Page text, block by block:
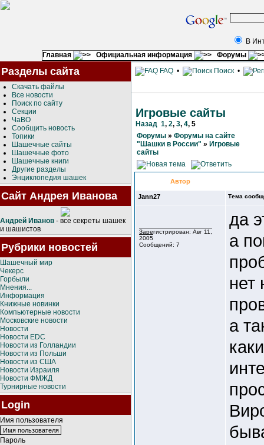
В
Главная
Официальная информация Форумы
Разделы сайта
Скачать файлы
Все новости
Поиск по сайту
Секции
ЧаВО
Сообщить новость
Топики
Шашечные сайты
Шашечные фото
Шашечные книги
Другие разделы
Энциклопедия шашек
Сайт Андрея Иванова
Андрей Иванов - все секреты шашек
и шашистов
Рубрики новостей
Шашечный мир
Чекерс
Горбыли
Мнения...
Информация
Книжные новинки
Компьютерные новости
Московские новости
Новости
Новости EDC
Новости из Голландии
Новости из Польши
Новости из США
Новости Израиля
Новости ФМЖД
Турнирные новости
Login
Имя пользователя
Пароль
FAQ • Поиск •
Игровые сайты
Назад 1, 2, 3, 4, 5
Форумы » Форумы на сайте
"Шашки в России" » Игровые
сайты
Автор
Jann27 Тема
Зарегистрирован: Авг 11,
2005
Сообщений: 7
да
а
нет
а